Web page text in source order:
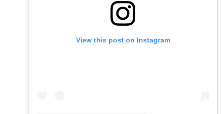
View this post on Instagram